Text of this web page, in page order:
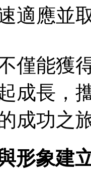
適應並
僅能獲
成長，
成功之
形象建